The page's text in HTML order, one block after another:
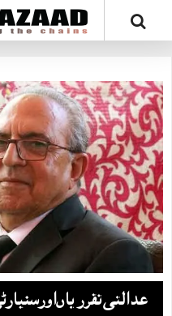
عدالتی